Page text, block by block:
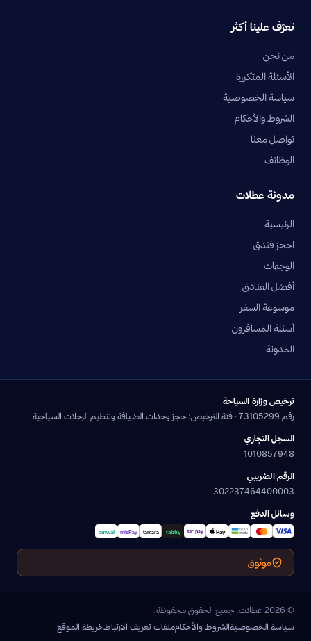
تعرّف علينا أكثر
من نحن
الأسئلة المتكررة
سياسة الخصوصية
الشروط والأحكام
تواصل معنا
الوظائف
مدونة عطلات
الرئيسية
احجز فندق
الوجهات
أفضل الفنادق
موسوعة السفر
أسئلة المسافرون
المدونة
ترخيص وزارة السياحة
رقم 73105299 · فئة الترخيص: حجز وحدات الضيافة وتنظيم الرحلات السياحية
السجل التجاري
1010857948
الرقم الضريبي
302237464400003
وسائل الدفع
موثوق
© 2026 عطلات. جميع الحقوق محفوظة.
سياسة الخصوصيةالشروط والأحكامملفات تعريف الارتباطخريطة الموقع